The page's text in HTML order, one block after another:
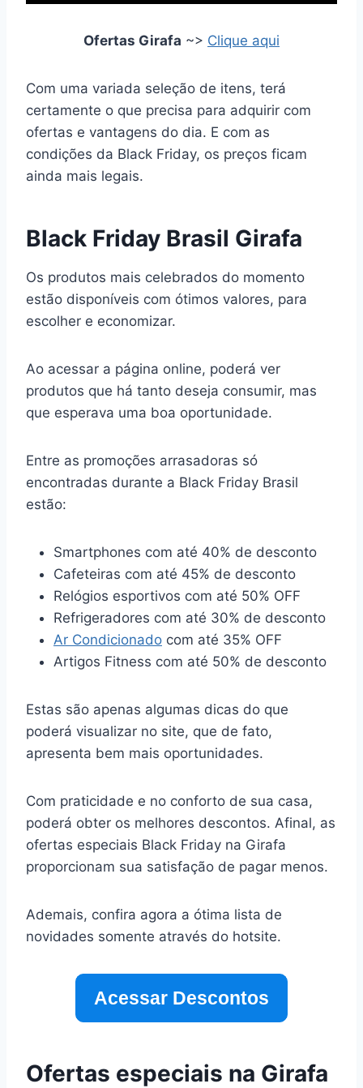
Ofertas Girafa ~> Clique aqui
Com uma variada seleção de itens, terá
certamente o que precisa para adquirir com
ofertas e vantagens do dia. E com as
condições da Black Friday, os preços ficam
ainda mais legais.
Black Friday Brasil Girafa
Os produtos mais celebrados do momento
estão disponíveis com ótimos valores, para
escolher e economizar.
Ao acessar a página online, poderá ver
produtos que há tanto deseja consumir, mas
que esperava uma boa oportunidade.
Entre as promoções arrasadoras só
encontradas durante a Black Friday Brasil
estão:
Smartphones com até 40% de desconto
Cafeteiras com até 45% de desconto
Relógios esportivos com até 50% OFF
Refrigeradores com até 30% de desconto
Ar Condicionado com até 35% OFF
Artigos Fitness com até 50% de desconto
Estas são apenas algumas dicas do que
poderá visualizar no site, que de fato,
apresenta bem mais oportunidades.
Com praticidade e no conforto de sua casa,
poderá obter os melhores descontos. Afinal, as
ofertas especiais Black Friday na Girafa
proporcionam sua satisfação de pagar menos.
Ademais, confira agora a ótima lista de
novidades somente através do hotsite.
Acessar Descontos
Ofertas especiais na Girafa